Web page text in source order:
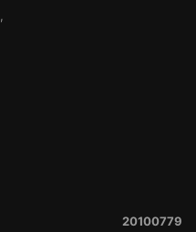
20100779